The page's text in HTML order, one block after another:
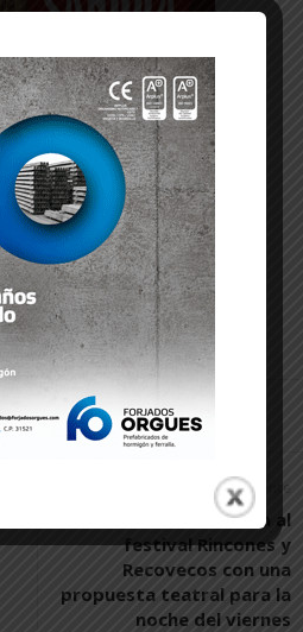
Artículo siguiente
Fustiñana se suma al
festival Rincones y
Recovecos con una
propuesta teatral para la
noche del viernes